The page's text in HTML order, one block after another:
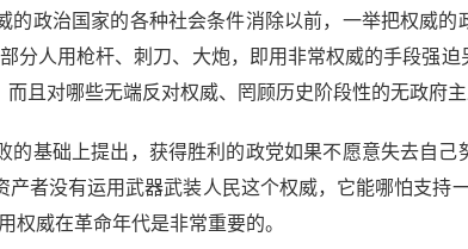
政治国家的各种社会条件消除以前，一举把权威
分人用枪杆、刺刀、大炮，即用非常权威的手段强
且对哪些无端反对权威、罔顾历史阶段性的无政府
基础上提出，获得胜利的政党如果不愿意失去自己
者没有运用武器武装人民这个权威，它能哪怕支持
权威在革命年代是非常重要的。